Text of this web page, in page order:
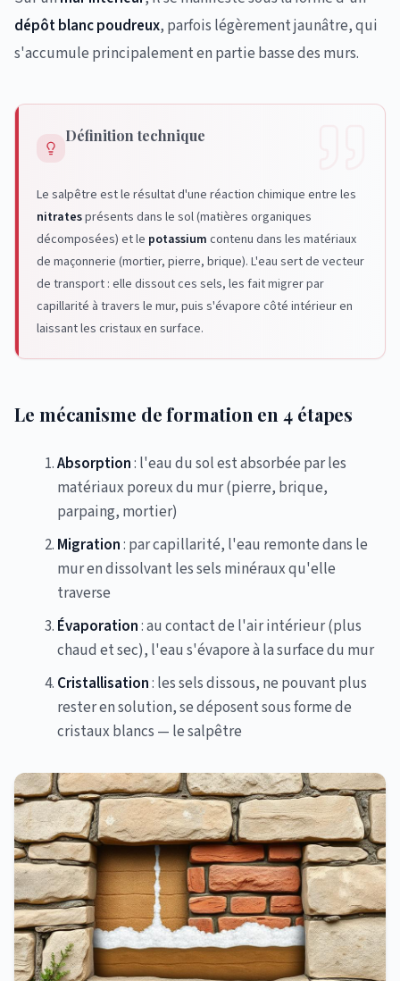
dépôt blanc poudreux, parfois légèrement jaunâtre, qui
s'accumule principalement en partie basse des murs.
Définition technique
Le salpêtre est le résultat d'une réaction chimique entre les
nitratesprésents dans le sol (matières organiques
décomposées) et le potassium contenu dans les matériaux
de maçonnerie (mortier, pierre, brique). L'eau sert de vecteur
de transport : elle dissout ces sels, les fait migrer par
capillarité à travers le mur, puis s'évapore côté intérieur en
laissant les cristaux en surface.
Le mécanisme de formation en 4 étapes
Absorption: l'eau du sol est absorbée par les
matériaux poreux du mur (pierre, brique,
parpaing, mortier)
Migration: par capillarité, l'eau remonte dans le
mur en dissolvant les sels minéraux qu'elle
traverse
Évaporation: au contact de l'air intérieur (plus
chaud et sec), l'eau s'évapore à la surface du mur
Cristallisation: les sels dissous, ne pouvant plus
rester en solution, se déposent sous forme de
cristaux blancs — le salpêtre